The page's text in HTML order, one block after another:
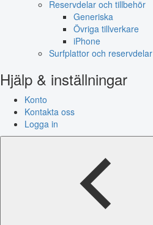
Reservdelar och tillbehör
Generiska
Övriga tillverkare
iPhone
Surfplattor och reservdelar
Hjälp & inställningar
Konto
Kontakta oss
Logga in